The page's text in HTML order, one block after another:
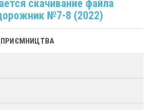
№7-8 (2022)